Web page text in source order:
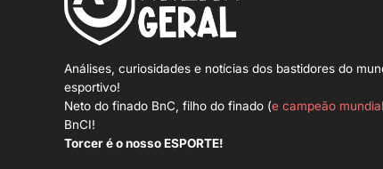
Análises, curiosidades e notícias dos bastidores do
esportivo!
Neto do finado BnC, filho do finado (e campeão mundial
BnCI!
Torcer é o nosso ESPORTE!